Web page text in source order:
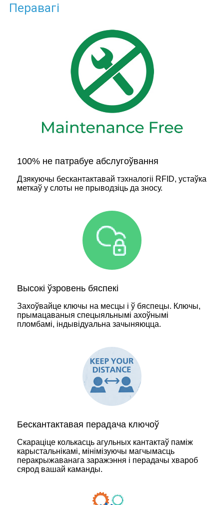
Перавагі
100% не патрабуе абслугоўвання
Дзякуючы бескантактавай тэхналогіі RFID, устаўка
меткаў у слоты не прыводзіць да зносу.
Высокі ўзровень бяспекі
Захоўвайце ключы на ​​месцы і ў бяспецы. Ключы,
прымацаваныя спецыяльнымі ахоўнымі
пломбамі, індывідуальна зачыняюцца.
Бескантактавая перадача ключоў
Скараціце колькасць агульных кантактаў паміж
карыстальнікамі, мінімізуючы магчымасць
перакрыжаванага заражэння і перадачы хвароб
сярод вашай каманды.